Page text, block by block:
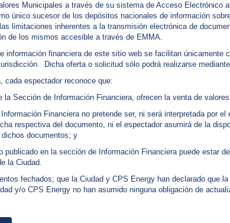
Municipales a través de su sistema de Acceso Electrónico
único sucesor de los depósitos nacionales de información
limitaciones inherentes a la transmisión electrónica de
de los mismos accesible a través de EMMA.
información financiera de este sitio web se facilitan
Dicha oferta o solicitud sólo podrá realizarse
cada espectador reconoce que:
Sección de Información Financiera, ofrecen la venta de
Financiera no pretende ser, ni será interpretada por
respectiva del documento, ni el espectador asumirá de la
documentos; y
en la sección de Información Financiera puede estar
la Ciudad.
fechados; que la Ciudad y CPS Energy han declarado que
y/o CPS Energy no han asumido ninguna obligación de